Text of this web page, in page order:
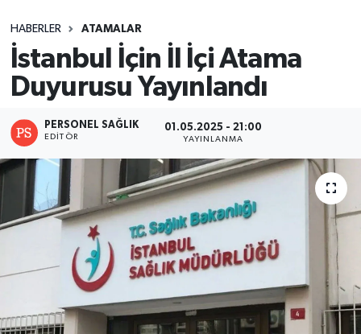
HABERLER ATAMALAR
İstanbul İçin İl İçi Atama
Duyurusu Yayınlandı
PERSONEL SAĞLIK
EDITÖR
01.05.2025 - 21:00
YAYINLANMA
Atamalar
Mevzuat
Sendika
Kpss - Sınav
Tüm Manşetler
Son Dakika Haberleri
Haber Arşivi